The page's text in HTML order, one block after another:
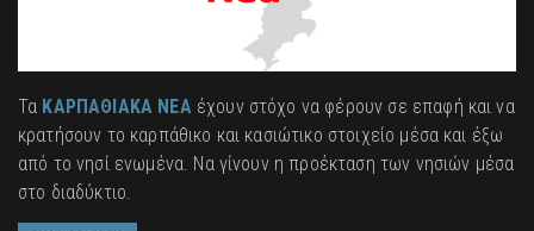
Τα ΚΑΡΠΑΘΙΑΚΑ ΝΕΑέχουν στόχο να φέρουν σε επαφή και να
κρατήσουν το καρπάθικο και κασιώτικο στοιχείο μέσα και έξω
από το νησί ενωμένα. Να γίνουν η προέκταση των νησιών μέσα
στο διαδύκτιο.